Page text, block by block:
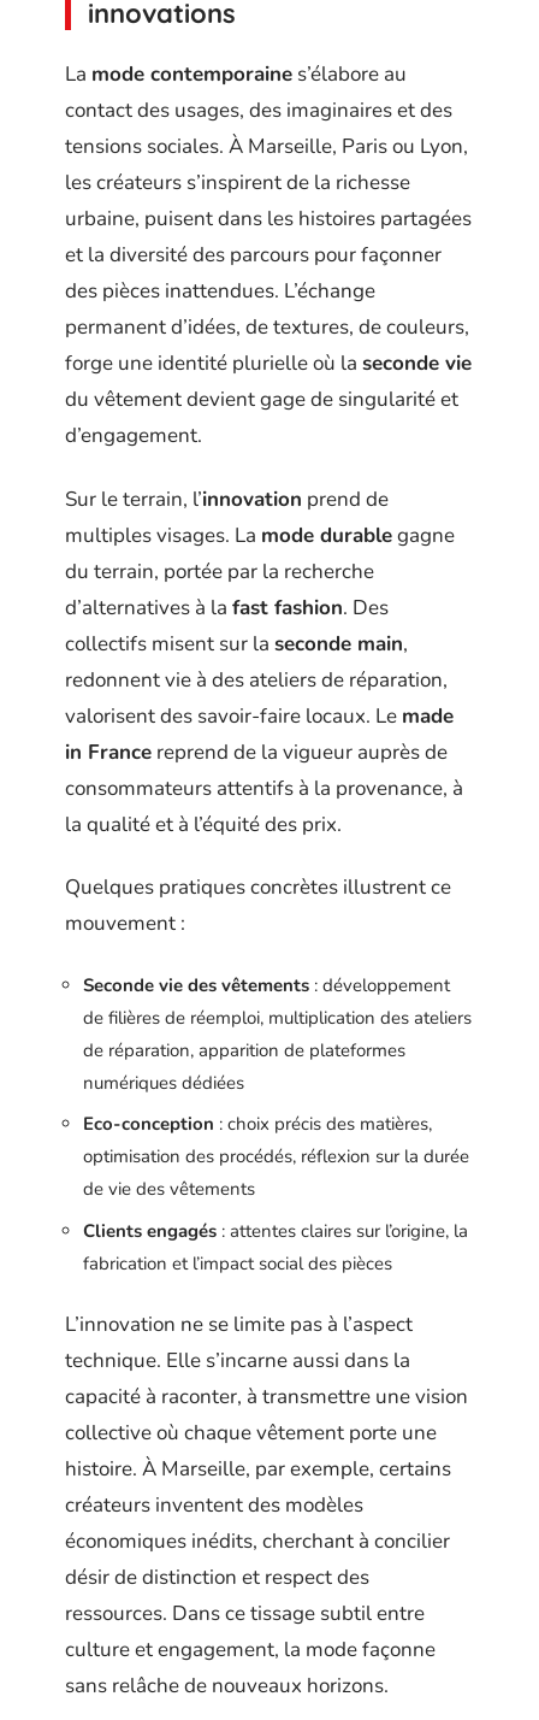
innovations
La mode contemporaine s’élabore au
contact des usages, des imaginaires et des
tensions sociales. À Marseille, Paris ou Lyon,
les créateurs s’inspirent de la richesse
urbaine, puisent dans les histoires partagées
et la diversité des parcours pour façonner
des pièces inattendues. L’échange
permanent d’idées, de textures, de couleurs,
forge une identité plurielle où la seconde vie
du vêtement devient gage de singularité et
d’engagement.
Sur le terrain, l’innovation prend de
multiples visages. La mode durablegagne
du terrain, portée par la recherche
d’alternatives à la fast fashion. Des
collectifs misent sur la seconde main,
redonnent vie à des ateliers de réparation,
valorisent des savoir-faire locaux. Le made
in France reprend de la vigueur auprès de
consommateurs attentifs à la provenance, à
la qualité et à l’équité des prix.
Quelques pratiques concrètes illustrent ce
mouvement :
Seconde vie des vêtements : développement
de filières de réemploi, multiplication des ateliers
de réparation, apparition de plateformes
numériques dédiées
Eco-conception : choix précis des matières,
optimisation des procédés, réflexion sur la durée
de vie des vêtements
Clients engagés : attentes claires sur l’origine, la
fabrication et l’impact social des pièces
L’innovation ne se limite pas à l’aspect
technique. Elle s’incarne aussi dans la
capacité à raconter, à transmettre une vision
collective où chaque vêtement porte une
histoire. À Marseille, par exemple, certains
créateurs inventent des modèles
économiques inédits, cherchant à concilier
désir de distinction et respect des
ressources. Dans ce tissage subtil entre
culture et engagement, la mode façonne
sans relâche de nouveaux horizons.